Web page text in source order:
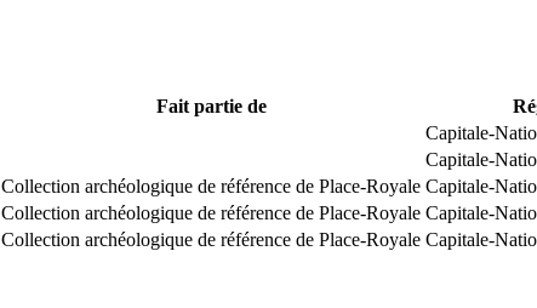
Fait partie de
Capitale-
Capitale-
Collection archéologique de référence de Place-Royale Capitale-
Collection archéologique de référence de Place-Royale Capitale-
Collection archéologique de référence de Place-Royale Capitale-